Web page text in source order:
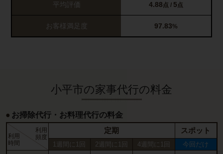
平均評価 4.88 点 / 5 点
お客様満足度 97.83%
小平市の家事代行の料金
お掃除代行・お料理代行の料金
利用
時間
利用
頻度
定期 スポット
1週間に1回 2週間に1回 4週間に1回 今回だけ